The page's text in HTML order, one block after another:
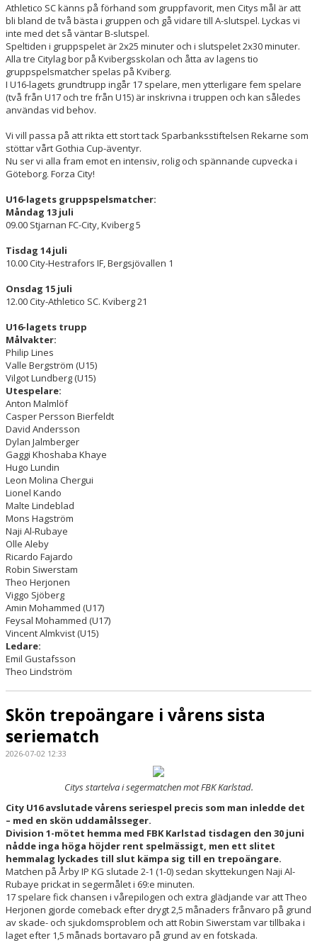
Athletico SC känns på förhand som gruppfavorit, men Citys mål är att
bli bland de två bästa i gruppen och gå vidare till A-slutspel. Lyckas vi
inte med det så väntar B-slutspel.
Speltiden i gruppspelet är 2x25 minuter och i slutspelet 2x30 minuter.
Alla tre Citylag bor på Kvibergsskolan och åtta av lagens tio
gruppspelsmatcher spelas på Kviberg.
I U16-lagets grundtrupp ingår 17 spelare, men ytterligare fem spelare
(två från U17 och tre från U15) är inskrivna i truppen och kan således
användas vid behov.
Vi vill passa på att rikta ett stort tack Sparbanksstiftelsen Rekarne som
stöttar vårt Gothia Cup-äventyr.
Nu ser vi alla fram emot en intensiv, rolig och spännande cupvecka i
Göteborg. Forza City!
U16-lagets gruppspelsmatcher:
Måndag 13 juli
09.00 Stjarnan FC-City, Kviberg 5
Tisdag 14 juli
10.00 City-Hestrafors IF, Bergsjövallen 1
Onsdag 15 juli
12.00 City-Athletico SC. Kviberg 21
U16-lagets trupp
Målvakter:
Philip Lines
Valle Bergström (U15)
Vilgot Lundberg (U15)
Utespelare:
Anton Malmlöf
Casper Persson Bierfeldt
David Andersson
Dylan Jalmberger
Gaggi Khoshaba Khaye
Hugo Lundin
Leon Molina Chergui
Lionel Kando
Malte Lindeblad
Mons Hagström
Naji Al-Rubaye
Olle Aleby
Ricardo Fajardo
Robin Siwerstam
Theo Herjonen
Viggo Sjöberg
Amin Mohammed (U17)
Feysal Mohammed (U17)
Vincent Almkvist (U15)
Ledare:
Emil Gustafsson
Theo Lindström
Skön trepoängare i vårens sista
seriematch
2026-07-02 12:33
Citys startelva i segermatchen mot FBK Karlstad.
City U16 avslutade vårens seriespel precis som man inledde det
– med en skön uddamålsseger.
Division 1-mötet hemma med FBK Karlstad tisdagen den 30 juni
nådde inga höga höjder rent spelmässigt, men ett slitet
hemmalag lyckades till slut kämpa sig till en trepoängare.
Matchen på Årby IP KG slutade 2-1 (1-0) sedan skyttekungen Naji Al-
Rubaye prickat in segermålet i 69:e minuten.
17 spelare fick chansen i vårepilogen och extra glädjande var att Theo
Herjonen gjorde comeback efter drygt 2,5 månaders frånvaro på grund
av skade- och sjukdomsproblem och att Robin Siwerstam var tillbaka i
laget efter 1,5 månads bortavaro på grund av en fotskada.